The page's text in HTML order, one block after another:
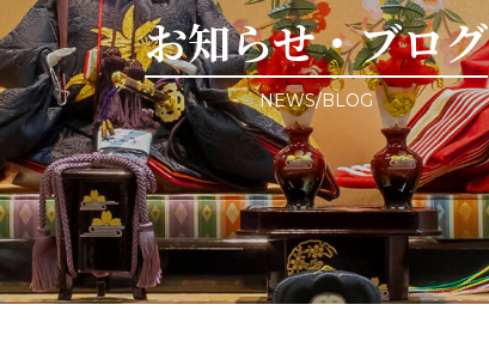
お知らせ・ブログ
NEWS/BLOG